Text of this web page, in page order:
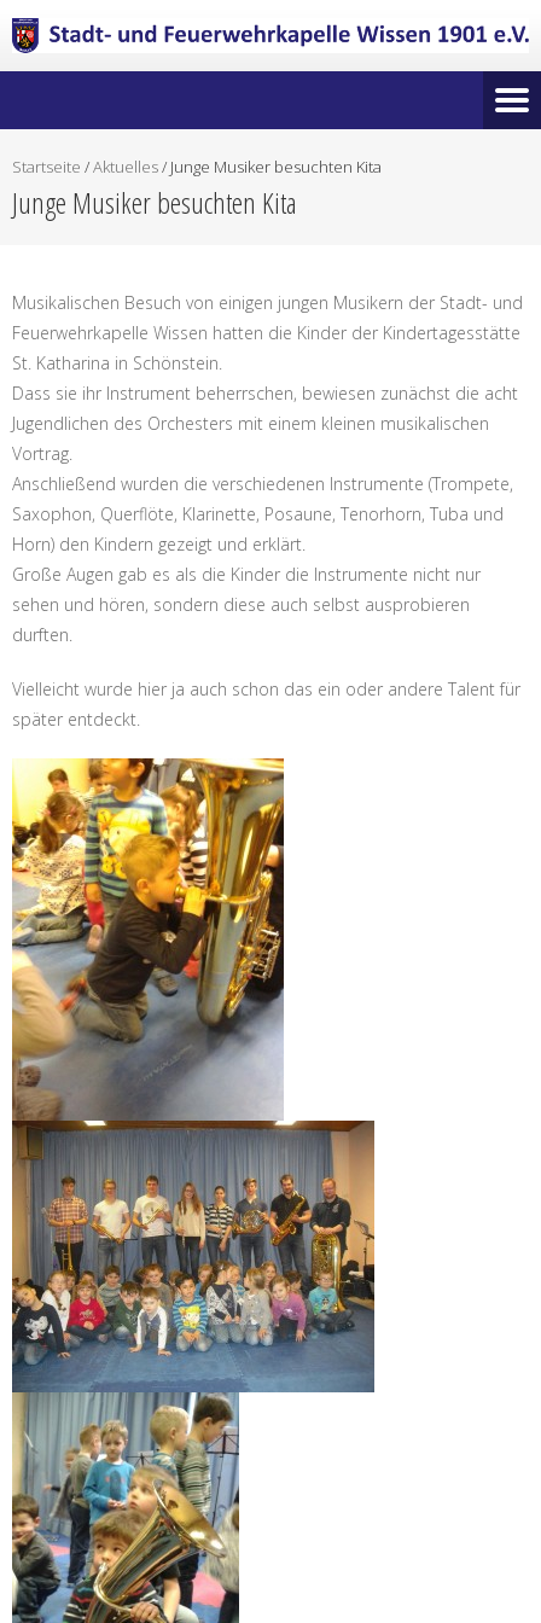
Startseite /Aktuelles/ Junge Musiker besuchten Kita
Junge Musiker besuchten Kita
Musikalischen Besuch von einigen jungen Musikern der Stadt- und
Feuerwehrkapelle Wissen hatten die Kinder der Kindertagesstätte
St. Katharina in Schönstein.
Dass sie ihr Instrument beherrschen, bewiesen zunächst die acht
Jugendlichen des Orchesters mit einem kleinen musikalischen
Vortrag.
Anschließend wurden die verschiedenen Instrumente (Trompete,
Saxophon, Querflöte, Klarinette, Posaune, Tenorhorn, Tuba und
Horn) den Kindern gezeigt und erklärt.
Große Augen gab es als die Kinder die Instrumente nicht nur
sehen und hören, sondern diese auch selbst ausprobieren
durften.
Vielleicht wurde hier ja auch schon das ein oder andere Talent für
später entdeckt.